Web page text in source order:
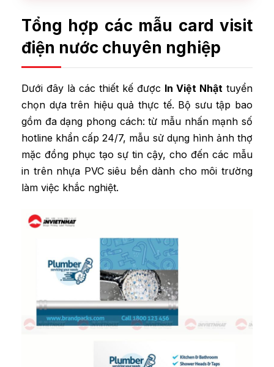
Tổng hợp các mẫu card visit
điện nước chuyên nghiệp
Dưới đây là các thiết kế được In Việt Nhật tuyển
chọn dựa trên hiệu quả thực tế. Bộ sưu tập bao
gồm đa dạng phong cách: từ mẫu nhấn mạnh số
hotline khẩn cấp 24/7, mẫu sử dụng hình ảnh thợ
mặc đồng phục tạo sự tin cậy, cho đến các mẫu
in trên nhựa PVC siêu bền dành cho môi trường
làm việc khắc nghiệt.